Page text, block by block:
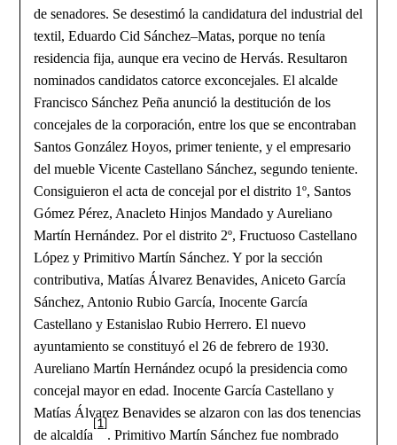
de senadores. Se desestimó la candidatura del industrial del
textil, Eduardo Cid Sánchez–Matas, porque no tenía
residencia fija, aunque era vecino de Hervás. Resultaron
nominados candidatos catorce exconcejales. El alcalde
Francisco Sánchez Peña anunció la destitución de los
concejales de la corporación, entre los que se encontraban
Santos González Hoyos, primer teniente, y el empresario
del mueble Vicente Castellano Sánchez, segundo teniente.
Consiguieron el acta de concejal por el distrito 1º, Santos
Gómez Pérez, Anacleto Hinjos Mandado y Aureliano
Martín Hernández. Por el distrito 2º, Fructuoso Castellano
López y Primitivo Martín Sánchez. Y por la sección
contributiva, Matías Álvarez Benavides, Aniceto García
Sánchez, Antonio Rubio García, Inocente García
Castellano y Estanislao Rubio Herrero. El nuevo
ayuntamiento se constituyó el 26 de febrero de 1930.
Aureliano Martín Hernández ocupó la presidencia como
concejal mayor en edad. Inocente García Castellano y
Matías Álvarez Benavides se alzaron con las dos tenencias
de alcaldía
[1]
. Primitivo Martín Sánchez fue nombrado